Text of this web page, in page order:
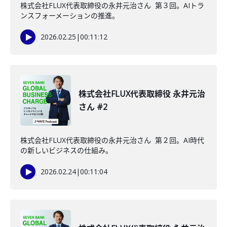
株式会社FLUX代表取締役の永井元治さん 第３回。AIトラ
ンスフォーメーションの推進。
2026.02.25 |00:11:12
株式会社FLUX代表取締役 永井元治
さん #2
株式会社FLUX代表取締役の永井元治さん 第２回。AI時代
の新しいビジネスの仕組み。
2026.02.24|00:11:04